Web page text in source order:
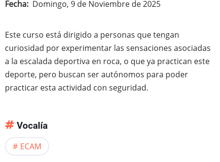
Fecha Domingo, 9 de Noviembre de 2025
Este curso está dirigido a personas que tengan
curiosidad por experimentar las sensaciones asociadas
a la escalada deportiva en roca, o que ya practican este
deporte, pero buscan ser autónomos para poder
practicar esta actividad con seguridad.
Vocalía
ECAM